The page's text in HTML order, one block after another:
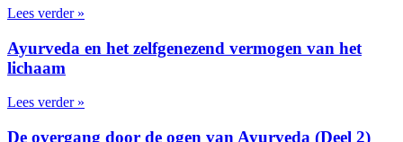
Lees verder »
Ayurveda en het zelfgenezend vermogen van het
lichaam
Lees verder »
De overgang door de ogen van Ayurveda (Deel 2)